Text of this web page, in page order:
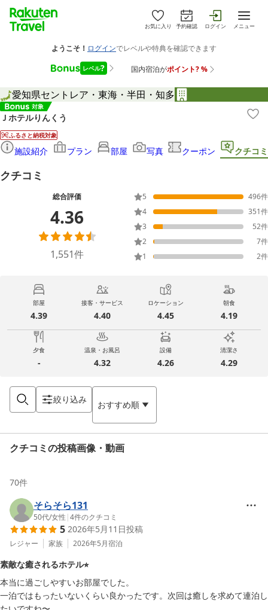
お気に入り 予約確認 ログイン メニュー
愛知県セントレア・東海・半田・知多
Ｊホテルりんくう
ふるさと納税対象
施設紹介 プラン 部屋 写真 クーポン クチコミ
クチコミ
総合評価
4.36
1,551件
5 496件
4
351件
3
52件
2
7件
1
2件
部屋
4.39
接客・サービス
4.40
ロケーション
4.45
朝食
4.19
夕食
-
温泉・お風呂
4.32
設備
4.26
清潔さ
4.29
絞り込み おすすめ順
クチコミの投稿画像・動画
70件
そらそら131
50代/女性 |4件のクチコミ
5 2026年5月11日投稿
レジャー 家族 2026年5月宿泊
素敵な癒されるホテル⭐︎
本当に過ごしやすいお部屋でした。
一泊ではもったいないくらい良かったです。次回は癒しを求めて連泊し